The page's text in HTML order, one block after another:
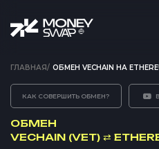
ГЛАВНАЯ/ ОБМЕН VECHAIN НА
КАК СОВЕРШИТЬ ОБМЕН?
ОБМЕН
VECHAIN (VET) ⇄